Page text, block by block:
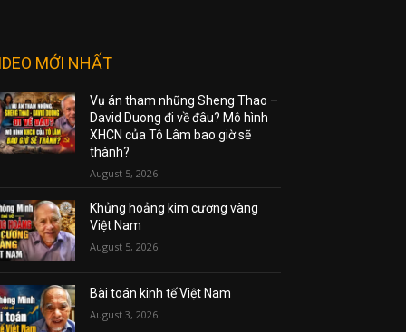
MỚI NHẤT
Vụ án tham nhũng Sheng Thao –
David Duong đi về đâu? Mô hình
XHCN của Tô Lâm bao giờ sẽ
thành?
August 5, 2026
Khủng hoảng kim cương vàng
Việt Nam
August 5, 2026
Bài toán kinh tế Việt Nam
August 3, 2026